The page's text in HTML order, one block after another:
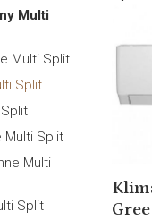
Multi
Multi Split
Split
Multi Split
Multi
Split